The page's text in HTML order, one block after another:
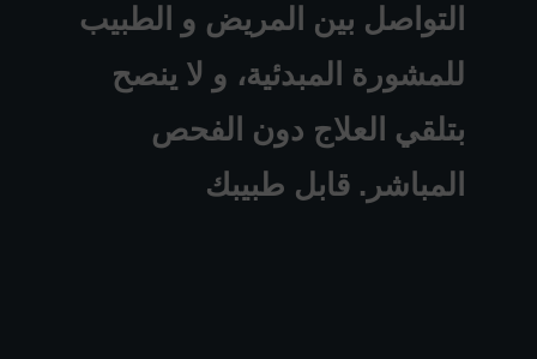
التواصل بين المريض و الطبيب
للمشورة المبدئية، و لا ينصح
بتلقي العلاج دون الفحص
المباشر. قابل طبيبك